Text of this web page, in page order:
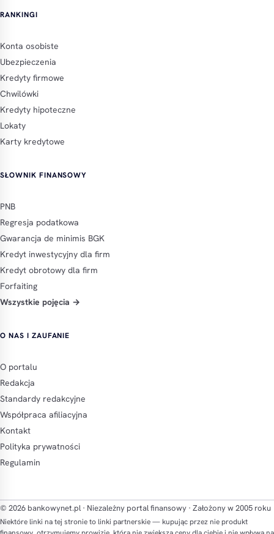
RANKINGI
Konta osobiste
Ubezpieczenia
Kredyty firmowe
Chwilówki
Kredyty hipoteczne
Lokaty
Karty kredytowe
SŁOWNIK FINANSOWY
PNB
Regresja podatkowa
Gwarancja de minimis BGK
Kredyt inwestycyjny dla firm
Kredyt obrotowy dla firm
Forfaiting
Wszystkie pojęcia →
O NAS I ZAUFANIE
O portalu
Redakcja
Standardy redakcyjne
Współpraca afiliacyjna
Kontakt
Polityka prywatności
Regulamin
© 2026 bankowynet.pl · Niezależny portal finansowy · Założony w 2005 roku
Niektóre linki na tej stronie to linki partnerskie — kupując przez nie produkt